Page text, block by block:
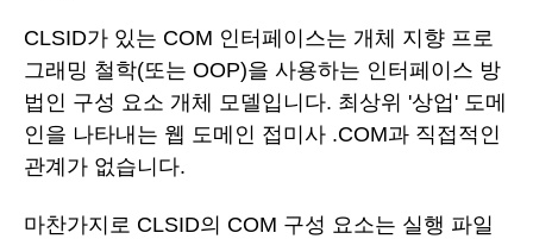
CLSID가 있는 COM 인터페이스는 개체 지향 프로
그래밍 철학(또는 OOP)을 사용하는 인터페이스 방
법인 구성 요소 개체 모델입니다. 최상위 '상업' 도메
인을 나타내는 웹 도메인 접미사 .COM과 직접적인
관계가 없습니다.
마찬가지로 CLSID의 COM 구성 요소는 실행 파일